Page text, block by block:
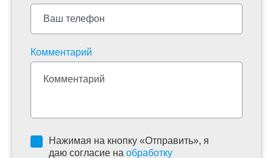
Комментарий
Нажимая на кнопку «Отправить», я
даю согласие на обработку